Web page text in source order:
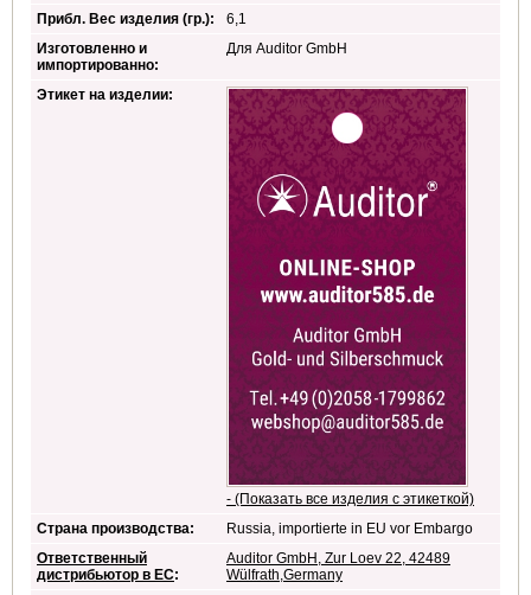
Прибл. Вес изделия (гр.):
6,1
Изготовленно и
импортированно:
Для Auditor GmbH
Этикет на изделии:
- (Показать все изделия с этикеткой)
Страна производства:
Russia, importierte in EU vor Embargo
Ответственный
дистрибьютор в ЕС:
Auditor GmbH, Zur Loev 22, 42489
Wülfrath,Germany